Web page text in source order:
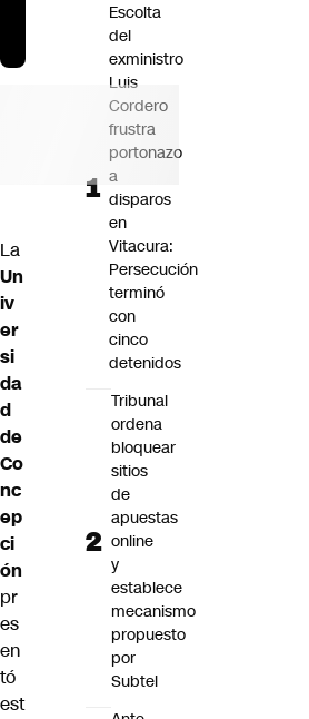
La
Un
iv
er
si
da
d
de
Co
nc
ep
ci
ón
pr
es
en
tó
est
Escolta
del
exministro
Luis
Cordero
frustra
portonazo
a
disparos
en
Vitacura:
Persecución
terminó
con
cinco
detenidos
Tribunal
ordena
bloquear
sitios
de
apuestas
online
y
establece
mecanismo
propuesto
por
Subtel